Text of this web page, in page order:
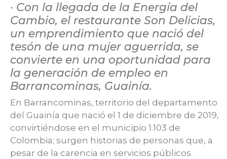
· Con la llegada de la Energía del
Cambio, el restaurante Son Delicias,
un emprendimiento que nació del
tesón de una mujer aguerrida, se
convierte en una oportunidad para
la generación de empleo en
Barrancominas, Guainía.
En Barrancominas, territorio del departamento
del Guainía que nació el 1 de diciembre de 2019,
convirtiéndose en el municipio 1.103 de
Colombia; surgen historias de personas que, a
pesar de la carencia en servicios públicos